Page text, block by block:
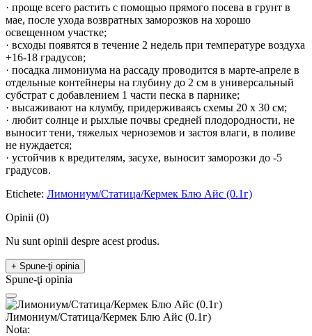
· проще всего растить с помощью прямого посева в грунт в
мае, после ухода возвратных заморозков на хорошо
освещенном участке;
· всходы появятся в течение 2 недель при температуре воздуха
+16-18 градусов;
· посадка лимониума на рассаду проводится в марте-апреле в
отдельные контейнеры на глубину до 2 см в универсальный
субстрат с добавлением 1 части песка в парнике;
· высаживают на клумбу, придерживаясь схемы 20 х 30 см;
· любит солнце и рыхлые почвы средней плодородности, не
выносит тени, тяжелых черноземов и застоя влаги, в поливе
не нуждается;
· устойчив к вредителям, засухе, выносит заморозки до -5
градусов.
Etichete: Лимониум/Статица/Кермек Блю Айс (0.1г)
Opinii (0)
Nu sunt opinii despre acest produs.
+ Spune-ţi opinia
Spune-ţi opinia
Лимониум/Статица/Кермек Блю Айс (0.1г)
Nota: